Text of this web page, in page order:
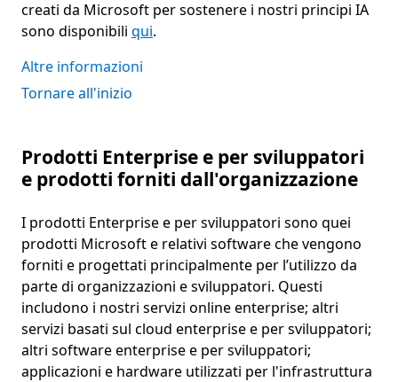
creati da Microsoft per sostenere i nostri principi IA
sono disponibili qui.
Altre informazioni
Tornare all'inizio
Prodotti Enterprise e per sviluppatori
e prodotti forniti dall'organizzazione
I prodotti Enterprise e per sviluppatori sono quei
prodotti Microsoft e relativi software che vengono
forniti e progettati principalmente per l’utilizzo da
parte di organizzazioni e sviluppatori. Questi
includono i nostri servizi online enterprise; altri
servizi basati sul cloud enterprise e per sviluppatori;
altri software enterprise e per sviluppatori;
applicazioni e hardware utilizzati per l'infrastruttura